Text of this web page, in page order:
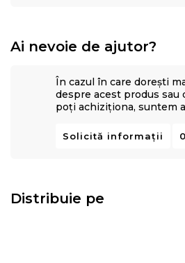
Ai nevoie de ajutor?
În cazul în care dorești
despre acest produs sau
poți achiziționa, suntem
Solicită informații
Distribuie pe